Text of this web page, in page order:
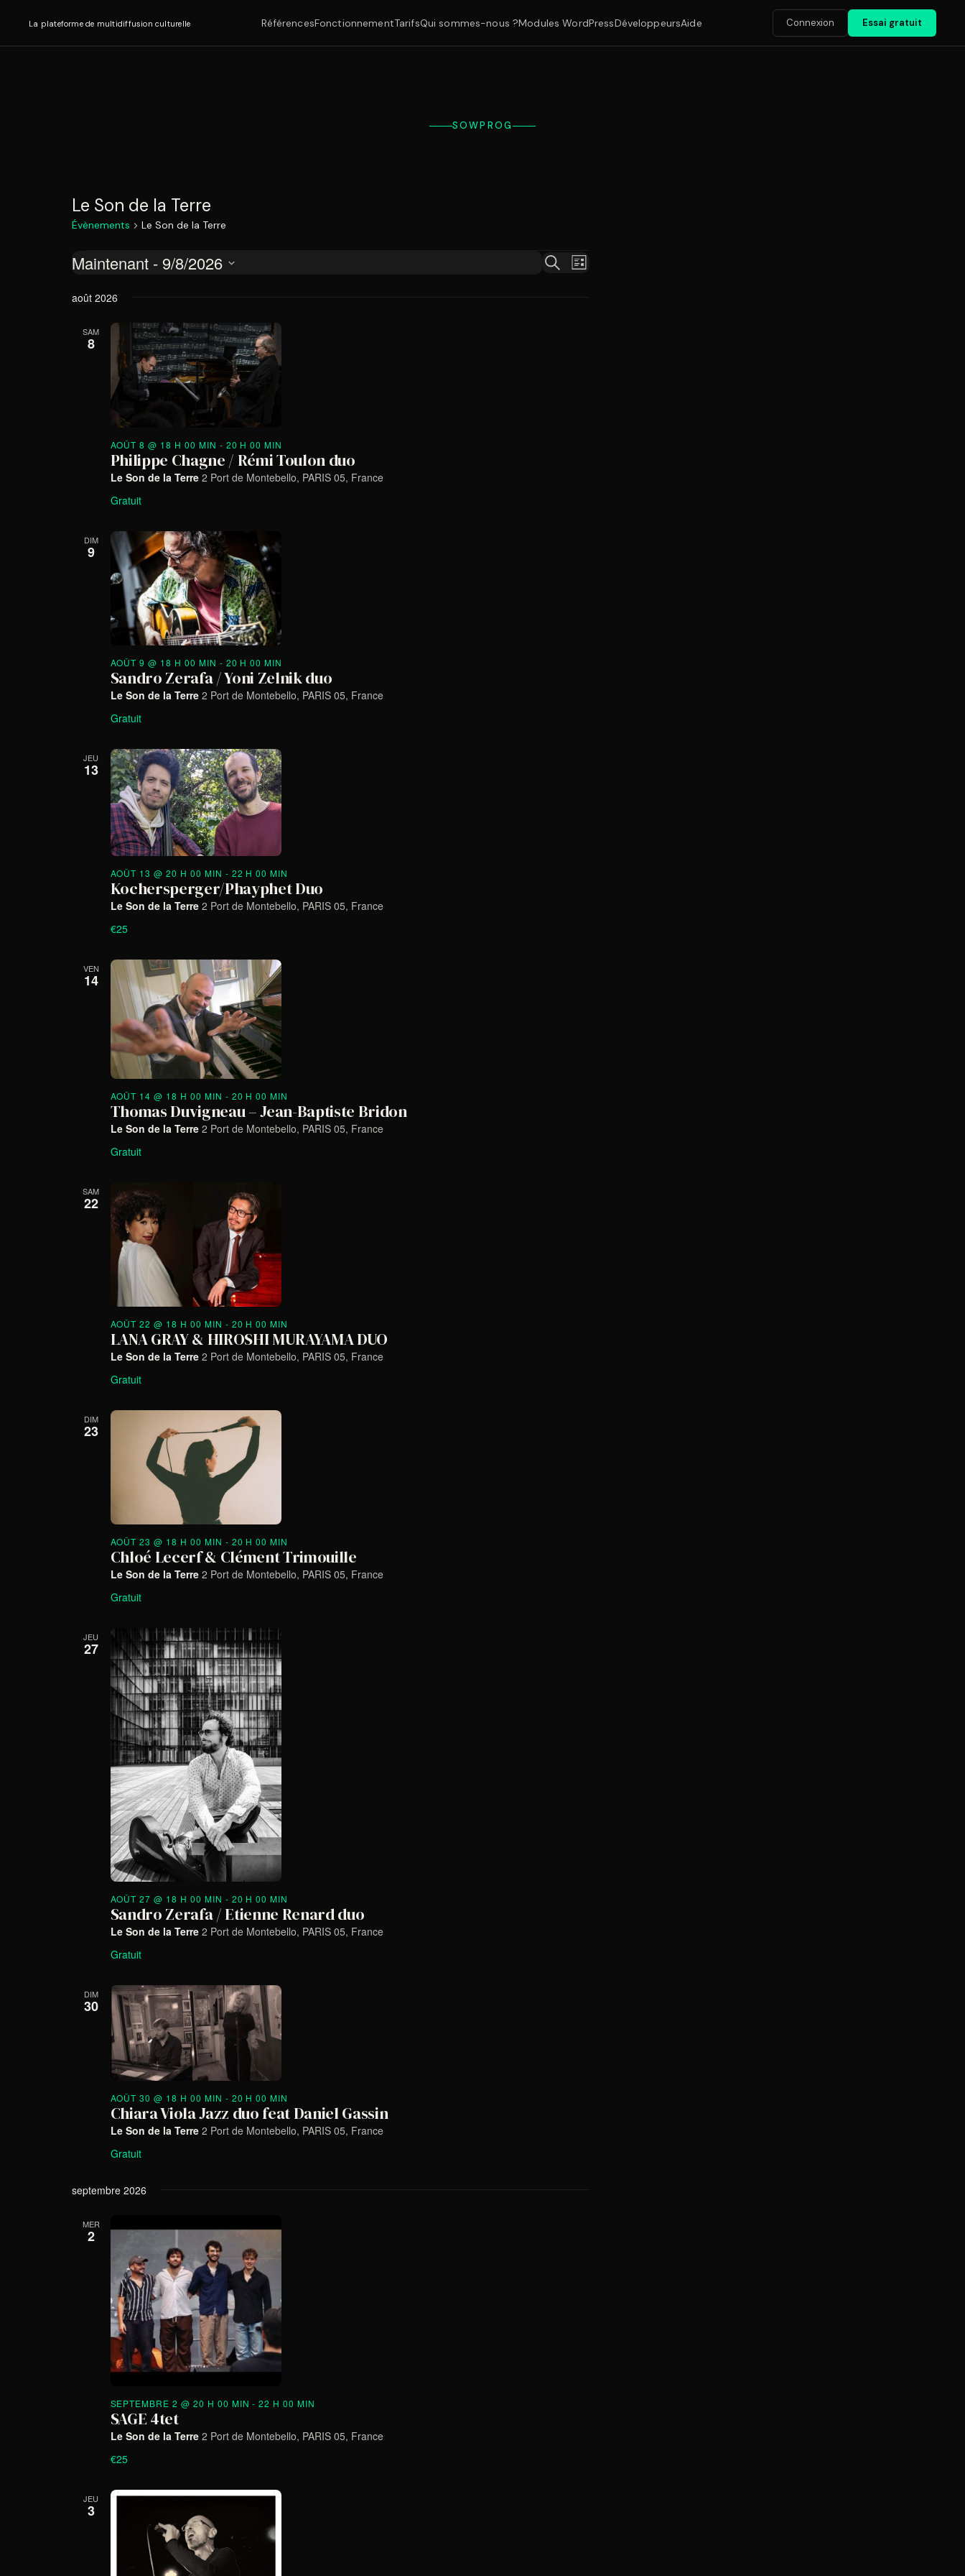
La plateforme de multidiffusion culturelle RéférencesFonctionnementTarifsQui sommes-nous ?Modules WordPressDéveloppeursAide Connexion Essai gratuit
SOWPROG
Le Son de la Terre
Évènements Le Son de la Terre
Évènements
Recherche
RechercheNavigation
Liste
Maintenant - 9/8/2026
une
août 2026
SAM
8
Philippe Chagne / Rémi Toulon duo
AOÛT 8 @ 18 H 00 MIN - 20 H 00 MIN
Le Son de la Terre 2 Port de Montebello, PARIS 05, France
Gratuit
DIM
9
Sandro Zerafa / Yoni Zelnik duo
AOÛT 9 @ 18 H 00 MIN - 20 H 00 MIN
Le Son de la Terre 2 Port de Montebello, PARIS 05, France
Gratuit
JEU
13
Kochersperger/Phayphet Duo
AOÛT 13 @ 20 H 00 MIN - 22 H 00 MIN
Le Son de la Terre 2 Port de Montebello, PARIS 05, France
€25
VEN
14
Thomas Duvigneau – Jean-Baptiste Bridon
AOÛT 14 @ 18 H 00 MIN - 20 H 00 MIN
Le Son de la Terre 2 Port de Montebello, PARIS 05, France
Gratuit
SAM
22
LANA GRAY & HIROSHI MURAYAMA DUO
AOÛT 22 @ 18 H 00 MIN - 20 H 00 MIN
Le Son de la Terre 2 Port de Montebello, PARIS 05, France
Gratuit
DIM
23
Chloé Lecerf & Clément Trimouille
AOÛT 23 @ 18 H 00 MIN - 20 H 00 MIN
Le Son de la Terre 2 Port de Montebello, PARIS 05, France
Gratuit
JEU
27
Sandro Zerafa / Etienne Renard duo
AOÛT 27 @ 18 H 00 MIN - 20 H 00 MIN
Le Son de la Terre 2 Port de Montebello, PARIS 05, France
Gratuit
DIM
30
Chiara Viola Jazz duo feat Daniel Gassin
AOÛT 30 @ 18 H 00 MIN - 20 H 00 MIN
Le Son de la Terre 2 Port de Montebello, PARIS 05, France
Gratuit
septembre 2026
MER
2
SAGE 4tet
SEPTEMBRE 2 @ 20 H 00 MIN -22 H 00 MIN
Le Son de la Terre 2 Port de Montebello, PARIS 05, France
€25
JEU
3